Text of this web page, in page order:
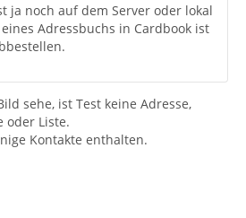
ja noch auf dem Server oder lokal
Adressbuchs in Cardbook ist
sehe, ist Test keine Adresse,
oder Liste.
Kontakte enthalten.